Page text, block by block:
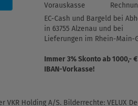
Vorauskasse
EC-Cash und Bargeld bei
in 63755 Alzenau und bei
Lieferungen im Rhein-Main-
Immer 3% Skonto ab 1000,-
IBAN-Vorkasse!
VKR Holding A/S. Bilderrechte: VELUX